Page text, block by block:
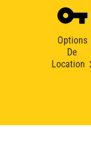
Options
De
Location